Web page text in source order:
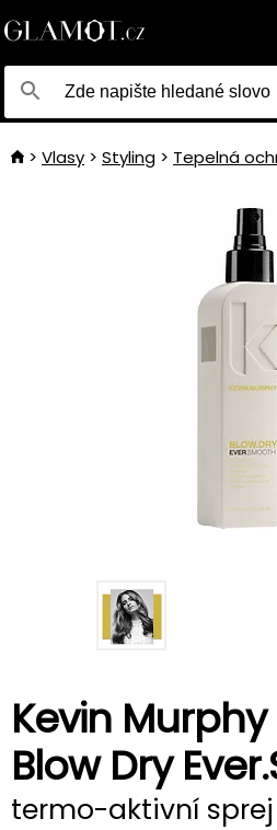
Vlasy Styling Tepelná
Kevin Murphy
Blow Dry
termo-aktivní